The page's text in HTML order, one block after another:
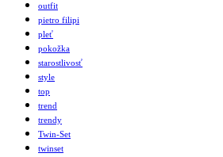
outfit
pietro filipi
pleť
pokožka
starostlivosť
style
top
trend
trendy
Twin-Set
twinset